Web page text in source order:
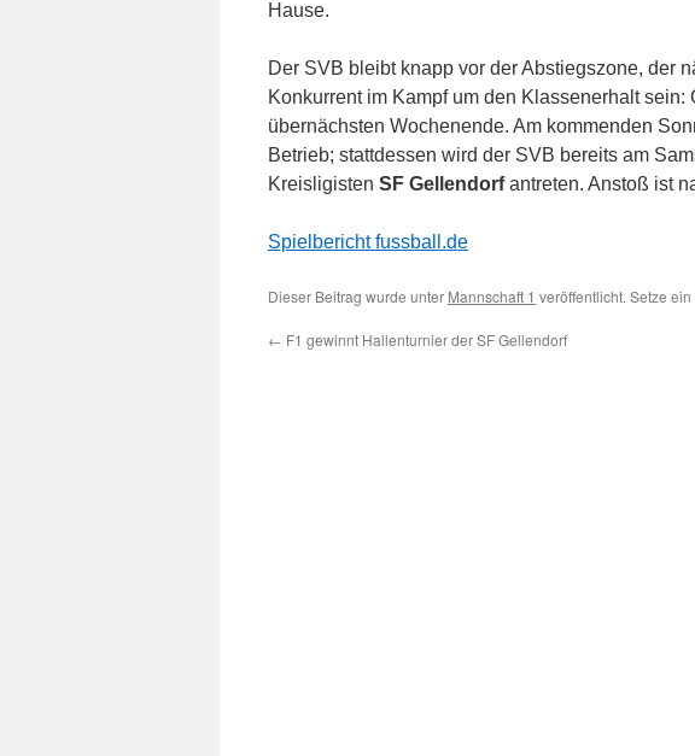
Hause.
Der SVB bleibt knapp vor der Abstiegszone, der
Konkurrent im Kampf um den Klassenerhalt
übernächsten Wochenende. Am kommenden
Betrieb; stattdessen wird der SVB bereits am
Kreisligisten SF Gellendorfantreten. Anstoß ist
Spielbericht fussball.de
Dieser Beitrag wurde unter Mannschaft 1 veröffentlicht. Setze
← F1 gewinnt Hallenturnier der SF Gellendorf